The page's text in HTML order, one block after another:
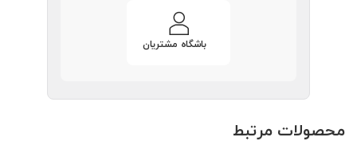
باشگاه مشتریان
محصولات مرتبط